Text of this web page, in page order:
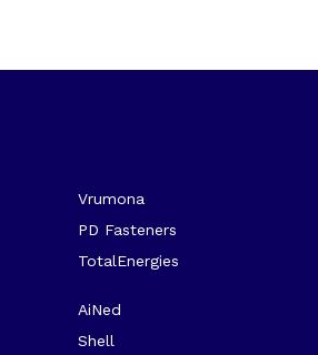
Vrumona
PD Fasteners
TotalEnergies
AiNed
Shell